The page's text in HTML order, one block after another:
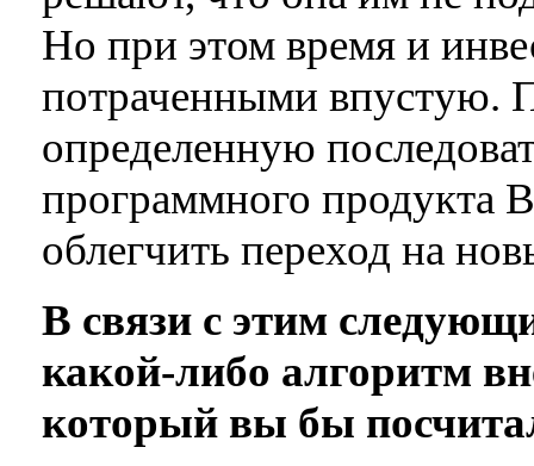
Но при этом время и
потраченными впустую.
определенную
программного продукта
облегчить переход на
В связи с этим
какой-либо алгоритм
который вы бы